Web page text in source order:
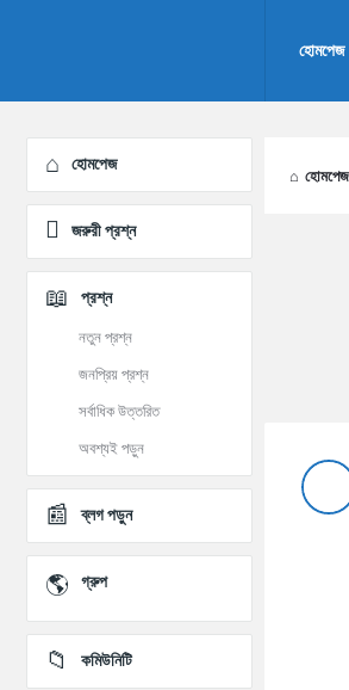
হোমপেজ
হোমপেজ
Explore
হোমপেজ
জরুরী প্রশ্ন
প্রশ্ন
নতুন প্রশ্ন
জনপ্রিয় প্রশ্ন
সর্বাধিক উত্তরিত
অবশ্যই পড়ুন
ব্লগ পড়ুন
গ্রুপ
কমিউনিটি